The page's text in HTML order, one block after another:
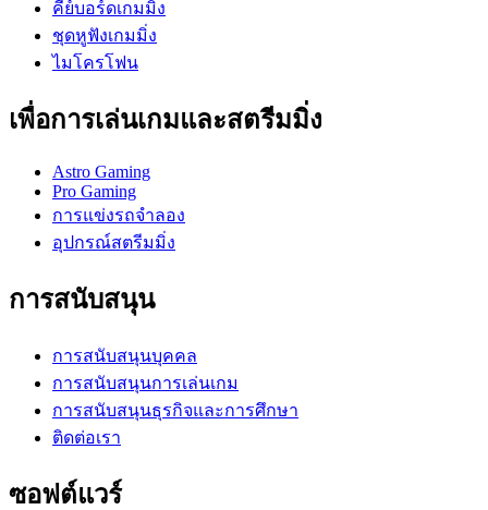
คีย์บอร์ดเกมมิ่ง
ชุดหูฟังเกมมิ่ง
ไมโครโฟน
เพื่อการเล่นเกมและสตรีมมิ่ง
Astro Gaming
Pro Gaming
การแข่งรถจำลอง
อุปกรณ์สตรีมมิ่ง
การสนับสนุน
การสนับสนุนบุคคล
การสนับสนุนการเล่นเกม
การสนับสนุนธุรกิจและการศึกษา
ติดต่อเรา
ซอฟต์แวร์